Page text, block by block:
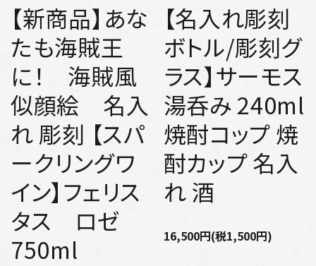
【新商品】あな
たも海賊王
に！ 海賊風
似顔絵 名入
れ 彫刻 【スパ
ークリングワ
イン】フェリス
タス ロゼ
750ml
【名入れ彫刻
ボトル/彫刻グ
ラス】サーモス
湯呑み 240ml
焼酎コップ 焼
酎カップ 名入
れ 酒
16,500円(税1,500円)